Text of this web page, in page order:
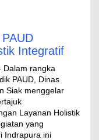
Integratif
Dalam rangka
PAUD, Dinas
Siak menggelar
Layanan Holistik
yang
Indrapura ini